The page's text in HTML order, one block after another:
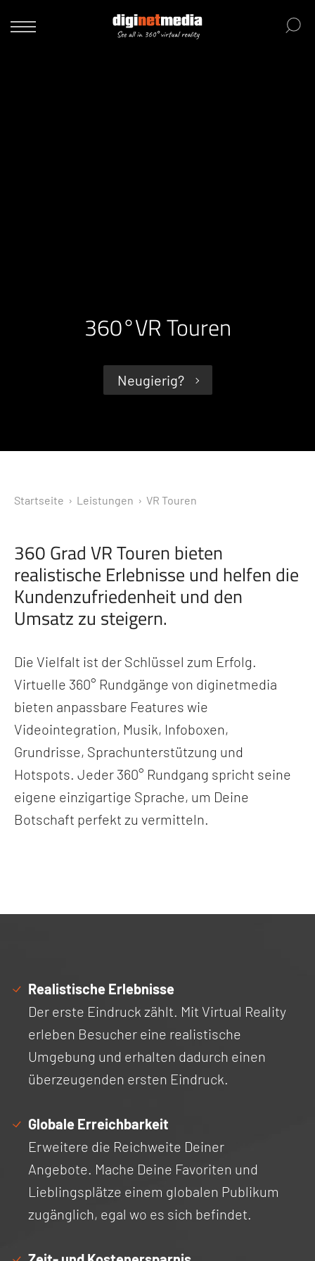
360°VR Touren
Neugierig?
Startseite › Leistungen › VR Touren
360 Grad VR Touren bieten
realistische Erlebnisse und helfen die
Kundenzufriedenheit und den
Umsatz zu steigern.
Die Vielfalt ist der Schlüssel zum Erfolg.
Virtuelle 360° Rundgänge von diginetmedia
bieten anpassbare Features wie
Videointegration, Musik, Infoboxen,
Grundrisse, Sprachunterstützung und
Hotspots. Jeder 360° Rundgang spricht seine
eigene einzigartige Sprache, um Deine
Botschaft perfekt zu vermitteln.
Realistische Erlebnisse
Der erste Eindruck zählt. Mit Virtual Reality
erleben Besucher eine realistische
Umgebung und erhalten dadurch einen
überzeugenden ersten Eindruck.
Globale Erreichbarkeit
Erweitere die Reichweite Deiner
Angebote. Mache Deine Favoriten und
Lieblingsplätze einem globalen Publikum
zugänglich, egal wo es sich befindet.